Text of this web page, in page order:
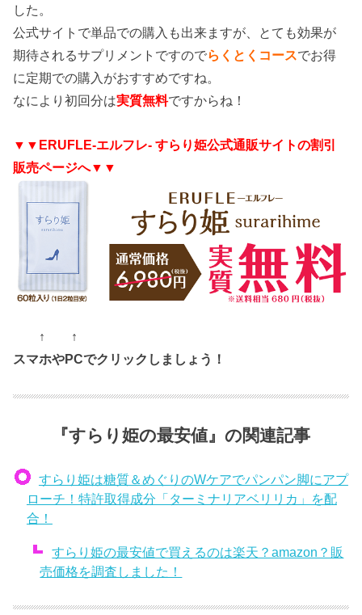
した。
公式サイトで単品での購入も出来ますが、とても効果が
期待されるサプリメントですのでらくとくコースでお得
に定期での購入がおすすめですね。
なにより初回分は実質無料ですからね！
▼▼ERUFLE-エルフレ- すらり姫公式通販サイトの割引
販売ページへ▼▼
↑ ↑
スマホやPCでクリックしましょう！
『すらり姫の最安値』の関連記事
すらり姫は糖質＆めぐりのWケアでパンパン脚にアプ
ローチ！特許取得成分「ターミナリアベリリカ」を配
合！
すらり姫の最安値で買えるのは楽天？amazon？販
売価格を調査しました！